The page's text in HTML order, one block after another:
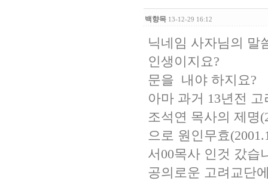
백향목 13-12-29 16:12
닉네임 사자님의 말
인생이지요? 사
문을 내야 하지요?
아마 과거 13년전
조석연 목사의 제명
으로 원인무효
서00목사 인것 갔습
공의로운 고려교단